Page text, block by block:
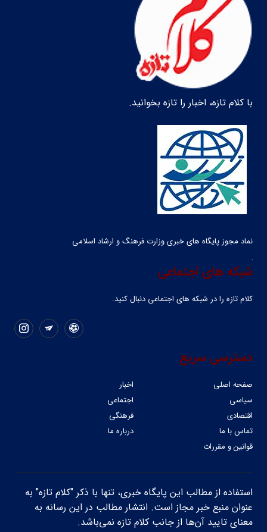
با کلام تازه، اخبار را تازه بخوانید.
نماد مجوز پایگاه های خبری وزارت فرهنگ و ارشاد اسلامی
شبکه های اجتماعی
کلام تازه را در شبکه ‌های اجتماعی دنبال کنید.
دسترسی سریع
صفحه اصلی
اخبار
سیاسی
اجتماعی
اقتصادی
فرهنگی
تماس با ما
درباره ما
قوانین و مقررات
استفاده از مطالب این پایگاه خبری، تنها با ذکر "کلام تازه" به
عنوان منبع خبر مجاز است. انتشار مطالب در این رسانه به
معنای تایید آن‌ها از جانب کلام تازه نمی‌باشد.